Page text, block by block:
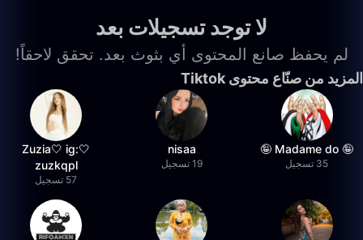
لا توجد تسجيلات بعد
لم يحفظ صانع المحتوى أي بثوث بعد. تحقق لاحقاً!
المزيد من صنّاع محتوى Tiktok
🤪 Madame do 🤪
35 تسجيل
nisaa
19 تسجيل
🤍Zuzia🤍 ig:
zuzkqpl
57 تسجيل